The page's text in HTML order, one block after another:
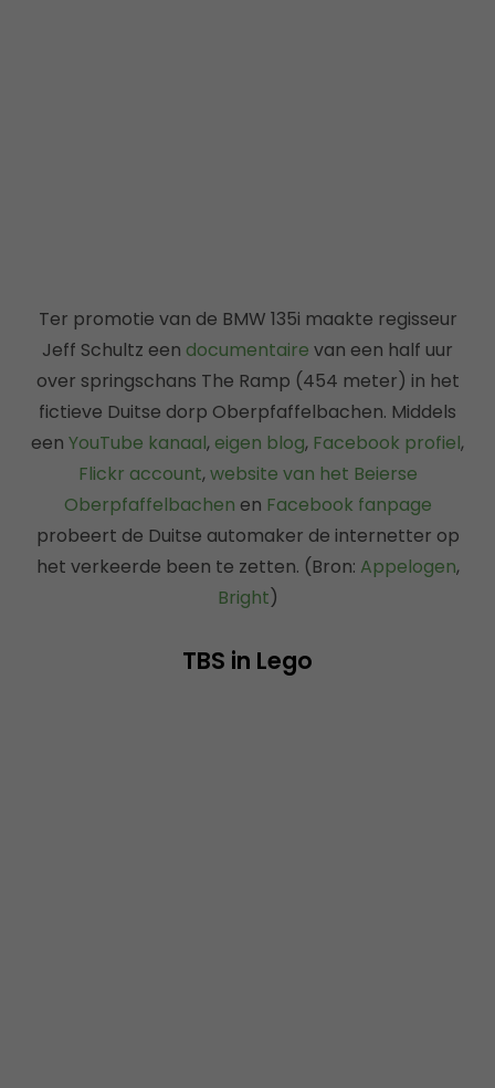
Ter promotie van de BMW 135i maakte regisseur
Jeff Schultz een documentaire van een half uur
over springschans The Ramp (454 meter) in het
fictieve Duitse dorp Oberpfaffelbachen. Middels
een YouTube kanaal, eigen blog, Facebook profiel,
Flickr account,website van het Beierse
Oberpfaffelbachen en Facebook fanpage
probeert de Duitse automaker de internetter op
het verkeerde been te zetten. (Bron: Appelogen,
Bright)
TBS in Lego